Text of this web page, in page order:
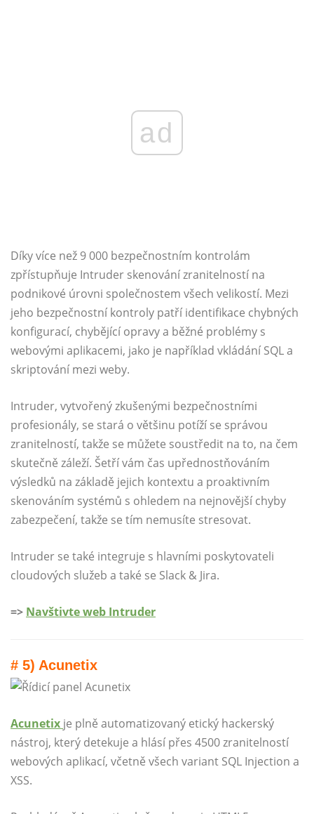
ad
Díky více než 9 000 bezpečnostním kontrolám
zpřístupňuje Intruder skenování zranitelností na
podnikové úrovni společnostem všech velikostí. Mezi
jeho bezpečnostní kontroly patří identifikace chybných
konfigurací, chybějící opravy a běžné problémy s
webovými aplikacemi, jako je například vkládání SQL a
skriptování mezi weby.
Intruder, vytvořený zkušenými bezpečnostními
profesionály, se stará o většinu potíží se správou
zranitelností, takže se můžete soustředit na to, na čem
skutečně záleží. Šetří vám čas upřednostňováním
výsledků na základě jejich kontextu a proaktivním
skenováním systémů s ohledem na nejnovější chyby
zabezpečení, takže se tím nemusíte stresovat.
Intruder se také integruje s hlavními poskytovateli
cloudových služeb a také se Slack & Jira.
=> Navštivte web Intruder
# 5) Acunetix
Acunetix je plně automatizovaný etický hackerský
nástroj, který detekuje a hlásí přes 4500 zranitelností
webových aplikací, včetně všech variant SQL Injection a
XSS.